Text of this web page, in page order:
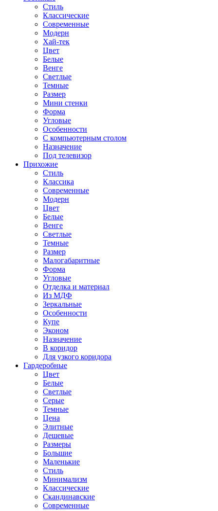
Стиль
Классические
Современные
Модерн
Хай-тек
Цвет
Белые
Венге
Светлые
Темные
Размер
Мини стенки
Форма
Угловые
Особенности
С компьютерным столом
Назначение
Под телевизор
Прихожие
Стиль
Классика
Современные
Модерн
Цвет
Белые
Венге
Светлые
Темные
Размер
Малогабаритные
Форма
Угловые
Отделка и материал
Из МДФ
Зеркальные
Особенности
Купе
Эконом
Назначение
В коридор
Для узкого коридора
Гардеробные
Цвет
Белые
Светлые
Серые
Темные
Цена
Элитные
Дешевые
Размеры
Большие
Маленькие
Стиль
Минимализм
Классические
Скандинавские
Современные